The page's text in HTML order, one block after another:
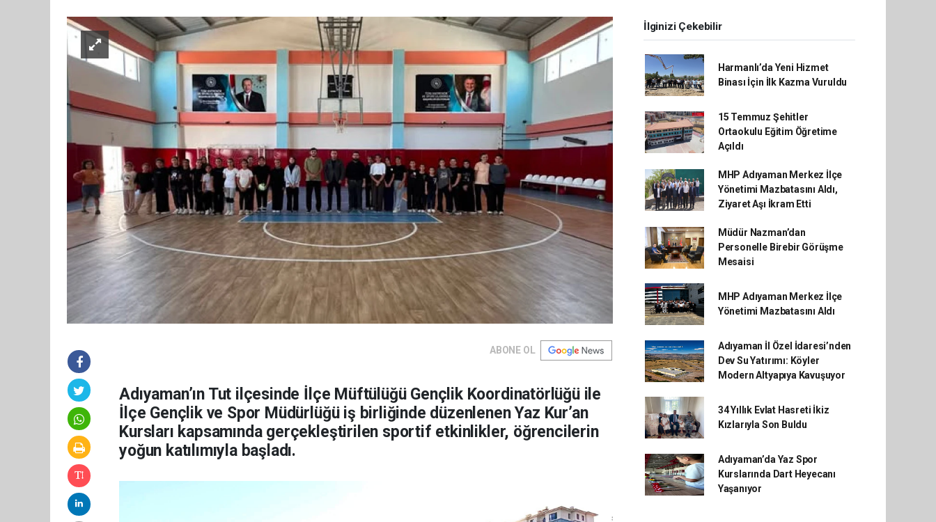
ABONE OL
Adıyaman’ın Tut ilçesinde İlçe Müftülüğü Gençlik Koordinatörlüğü ile
İlçe Gençlik ve Spor Müdürlüğü iş birliğinde düzenlenen Yaz Kur’an
Kursları kapsamında gerçekleştirilen sportif etkinlikler, öğrencilerin
yoğun katılımıyla başladı.
İlginizi Çekebilir
Harmanlı’da Yeni Hizmet
Binası İçin İlk Kazma Vuruldu
15 Temmuz Şehitler
Ortaokulu Eğitim Öğretime
Açıldı
MHP Adıyaman Merkez İlçe
Yönetimi Mazbatasını Aldı,
Ziyaret Aşı İkram Etti
Müdür Nazman’dan
Personelle Birebir Görüşme
Mesaisi
MHP Adıyaman Merkez İlçe
Yönetimi Mazbatasını Aldı
Adıyaman İl Özel İdaresi’nden
Dev Su Yatırımı: Köyler
Modern Altyapıya Kavuşuyor
34 Yıllık Evlat Hasreti İkiz
Kızlarıyla Son Buldu
Adıyaman’da Yaz Spor
Kurslarında Dart Heyecanı
Yaşanıyor